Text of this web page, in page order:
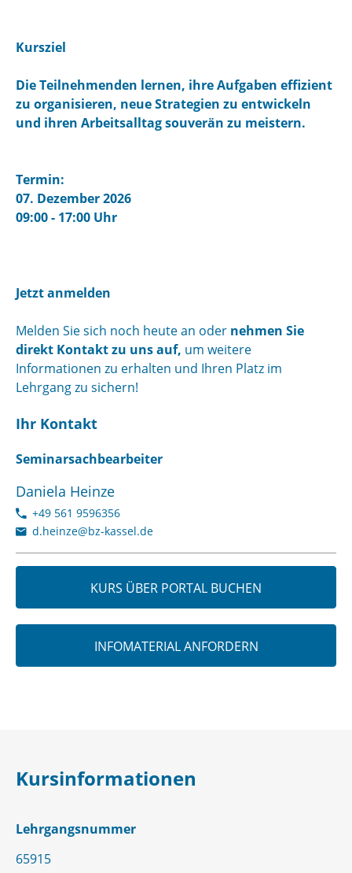
Kursziel
Die Teilnehmenden lernen, ihre Aufgaben effizient
zu organisieren, neue Strategien zu entwickeln
und ihren Arbeitsalltag souverän zu meistern.
Termin:
07. Dezember 2026
09:00 - 17:00 Uhr
Jetzt anmelden
Melden Sie sich noch heute an oder nehmen Sie
direkt Kontakt zu uns auf, um weitere
Informationen zu erhalten und Ihren Platz im
Lehrgang zu sichern!
Ihr Kontakt
Seminarsachbearbeiter
Daniela Heinze
+49 561 9596356
d.heinze@bz-kassel.de
KURS ÜBER PORTAL BUCHEN
INFOMATERIAL ANFORDERN
Kursinformationen
Lehrgangsnummer
65915